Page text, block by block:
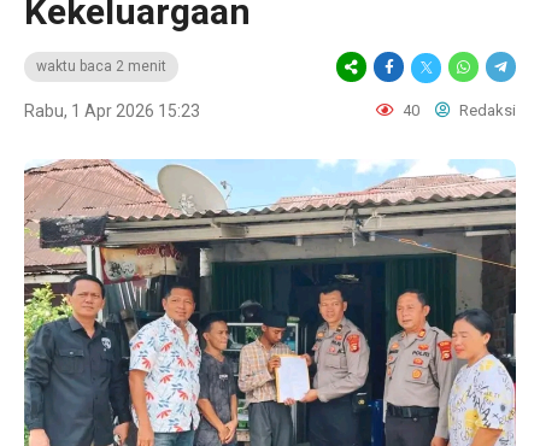
Kekeluargaan
waktu baca 2 menit
Rabu, 1 Apr 2026 15:23 40 Redaksi